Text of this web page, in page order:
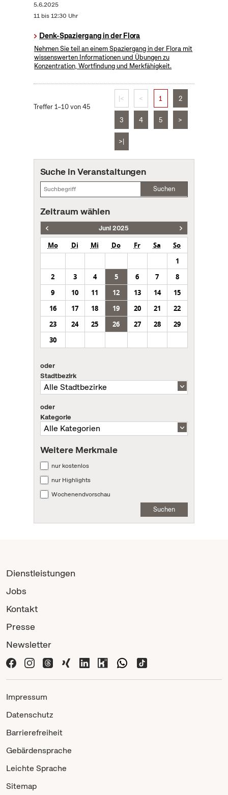
5.6.2025
11 bis 12:30 Uhr
Denk-Spaziergang in der Flora
Nehmen Sie teil an einem Spaziergang in der Flora mit
wissenswerten Informationen und Übungen zu
Konzentration, Wortfindung und Merkfähigkeit.
Treffer 1–10 von 45
|< < 1 2
3 4 5 >
>|
Suche in Veranstaltungen
Suchen
Zeitraum wählen
Juni 2025
Mo Di Mi Do Fr Sa
So
1
2
3 4 5 6 7
8
9
10 11 12 13 14
15
16
17 18 19 20 21
22
23
24 25 26 27 28
29
30
oder
Stadtbezirk
oder
Kategorie
Weitere Merkmale
nur kostenlos
nur Highlights
Wochenendvorschau
Suchen
Dienstleistungen
Jobs
Kontakt
Presse
Newsletter
Impressum
Datenschutz
Barrierefreiheit
Gebärdensprache
Leichte Sprache
Sitemap